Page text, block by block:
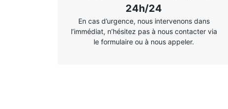
24h/24
En cas d’urgence, nous intervenons dans
l’immédiat, n’hésitez pas à nous contacter via
le formulaire ou à nous appeler.